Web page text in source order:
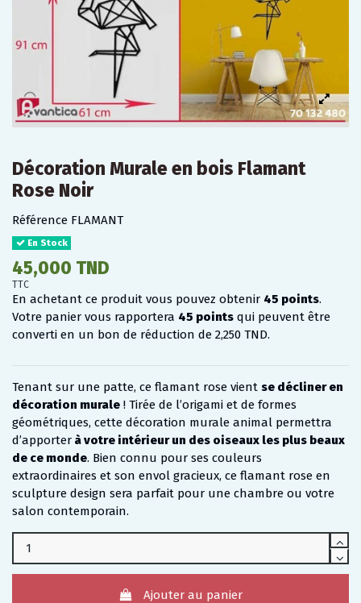
Décoration Murale en bois Flamant
Rose Noir
Référence FLAMANT
En Stock
45,000 TND
TTC
En achetant ce produit vous pouvez obtenir 45 points.
Votre panier vous rapportera 45 points qui peuvent être
converti en un bon de réduction de 2,250 TND.
Tenant sur une patte, ce flamant rose vient se décliner en
décoration murale ! Tirée de l’origami et de formes
géométriques, cette décoration murale animal permettra
d’apporter à votre intérieur un des oiseaux les plus beaux
de ce monde. Bien connu pour ses couleurs
extraordinaires et son envol gracieux, ce flamant rose en
sculpture design sera parfait pour une chambre ou votre
salon contemporain.
Ajouter au panier